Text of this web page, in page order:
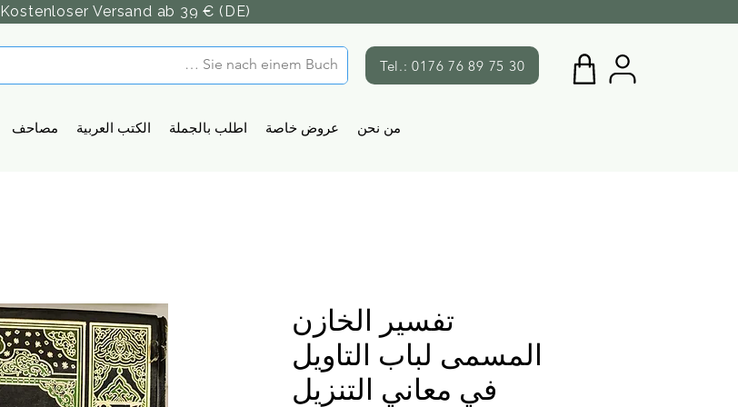
Kostenloser Versand ab 39 € (DE)
Tel.: 0176 76 89 75 30
مصاحف الكتب العربية اطلب بالجملة عروض خاصة من نحن
تفسير الخازن
المسمى لباب التاويل
في معاني التنزيل